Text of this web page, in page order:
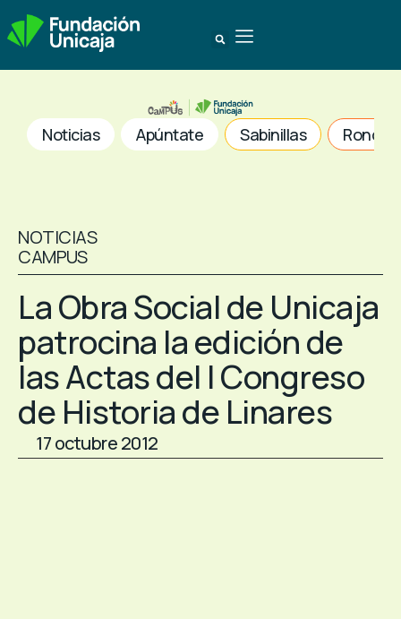
Noticias Apúntate Sabinillas Ronda
NOTICIAS
CAMPUS
La Obra Social de Unicaja
patrocina la edición de
las Actas del I Congreso
de Historia de Linares
17 octubre 2012